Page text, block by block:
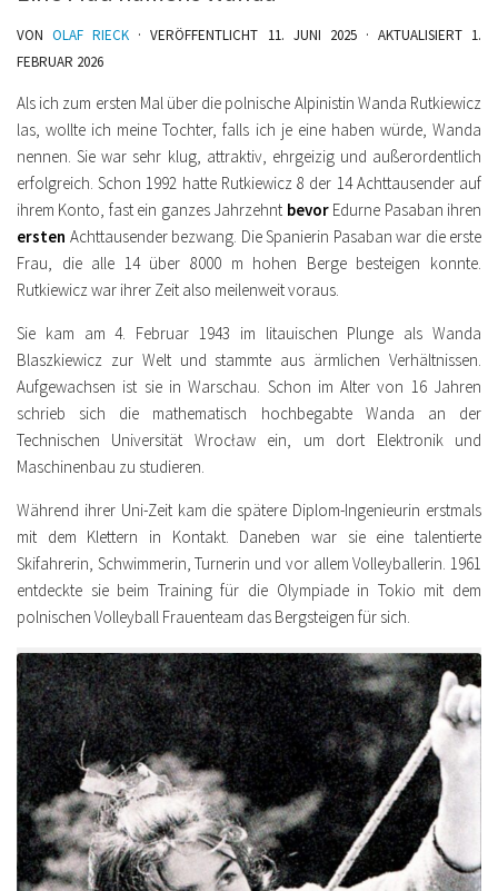
VONOLAF RIECK · VERÖFFENTLICHT 11. JUNI 2025· AKTUALISIERT 1.
FEBRUAR 2026
Als ich zum ersten Mal über die polnische Alpinistin Wanda Rutkiewicz
las, wollte ich meine Tochter, falls ich je eine haben würde, Wanda
nennen. Sie war sehr klug, attraktiv, ehrgeizig und außerordentlich
erfolgreich. Schon 1992 hatte Rutkiewicz 8 der 14 Achttausender auf
ihrem Konto, fast ein ganzes Jahrzehnt bevorEdurne Pasaban ihren
ersten Achttausender bezwang. Die Spanierin Pasaban war die erste
Frau, die alle 14 über 8000 m hohen Berge besteigen konnte.
Rutkiewicz war ihrer Zeit also meilenweit voraus.
Sie kam am 4. Februar 1943 im litauischen Plunge als Wanda
Blaszkiewicz zur Welt und stammte aus ärmlichen Verhältnissen.
Aufgewachsen ist sie in Warschau. Schon im Alter von 16 Jahren
schrieb sich die mathematisch hochbegabte Wanda an der
Technischen Universität Wrocław ein, um dort Elektronik und
Maschinenbau zu studieren.
Während ihrer Uni-Zeit kam die spätere Diplom-Ingenieurin erstmals
mit dem Klettern in Kontakt. Daneben war sie eine talentierte
Skifahrerin, Schwimmerin, Turnerin und vor allem Volleyballerin. 1961
entdeckte sie beim Training für die Olympiade in Tokio mit dem
polnischen Volleyball Frauenteam das Bergsteigen für sich.